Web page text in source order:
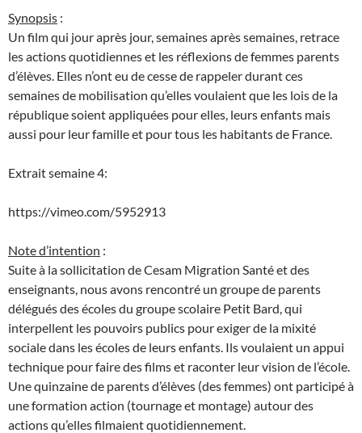
Synopsis :
Un film qui jour après jour, semaines après semaines, retrace
les actions quotidiennes et les réflexions de femmes parents
d’élèves. Elles n’ont eu de cesse de rappeler durant ces
semaines de mobilisation qu’elles voulaient que les lois de la
république soient appliquées pour elles, leurs enfants mais
aussi pour leur famille et pour tous les habitants de France.
Extrait semaine 4:
https://vimeo.com/5952913
Note d’intention :
Suite à la sollicitation de Cesam Migration Santé et des
enseignants, nous avons rencontré un groupe de parents
délégués des écoles du groupe scolaire Petit Bard, qui
interpellent les pouvoirs publics pour exiger de la mixité
sociale dans les écoles de leurs enfants. Ils voulaient un appui
technique pour faire des films et raconter leur vision de l’école.
Une quinzaine de parents d’élèves (des femmes) ont participé à
une formation action (tournage et montage) autour des
actions qu’elles filmaient quotidiennement.